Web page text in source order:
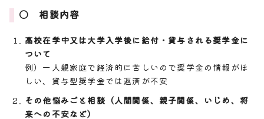
〇 相談内容
高校在学中又は大学入学後に給付・貸与される奨学金に
ついて
例）一人親家庭で経済的に苦しいので奨学金の情報がほ
しい、貸与型奨学金では返済が不安
その他悩みごと相談（人間関係、親子関係、いじめ、将
来への不安など）